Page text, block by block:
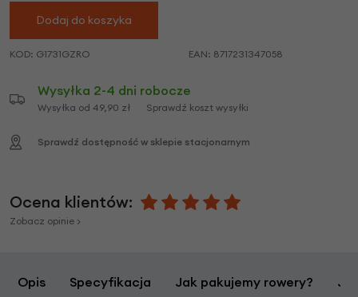
Dodaj do koszyka
KOD: G1731GZRO EAN: 8717231347058
Wysyłka 2-4 dni robocze
Wysyłka od 49,90 zł Sprawdź koszt wysyłki
Sprawdź dostępność w sklepie stacjonarnym
Ocena klientów:
Zobacz opinie >
Opis Specyfikacja Jak pakujemy rowery?